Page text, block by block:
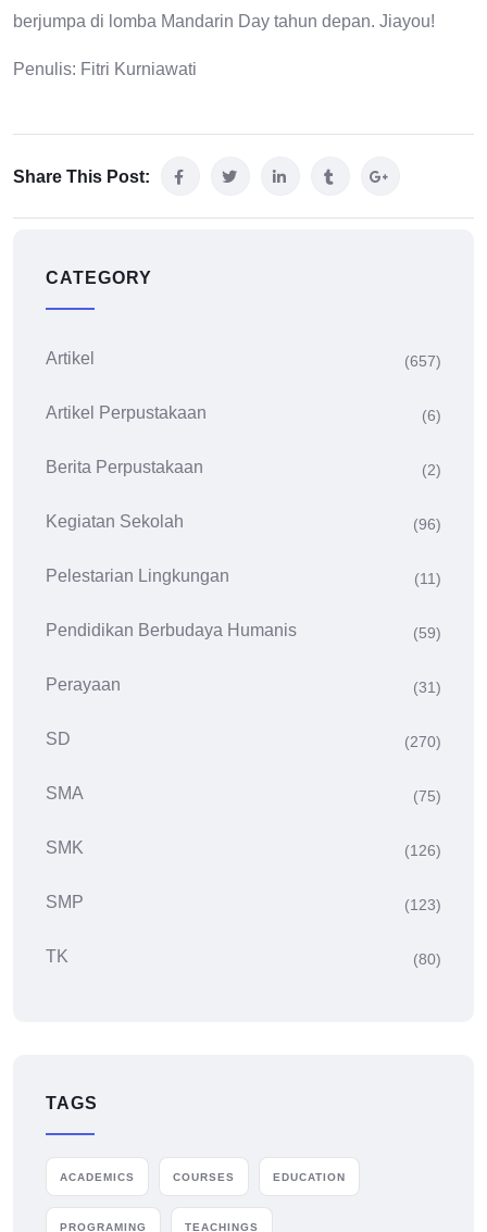
berjumpa di lomba Mandarin Day tahun depan. Jiayou!
Penulis: Fitri Kurniawati
Share This Post:
CATEGORY
Artikel (657)
Artikel Perpustakaan (6)
Berita Perpustakaan (2)
Kegiatan Sekolah (96)
Pelestarian Lingkungan (11)
Pendidikan Berbudaya Humanis (59)
Perayaan (31)
SD (270)
SMA (75)
SMK (126)
SMP (123)
TK (80)
TAGS
ACADEMICS COURSES EDUCATION
PROGRAMING TEACHINGS